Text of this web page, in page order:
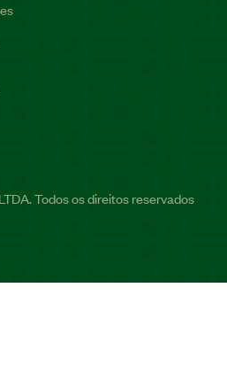
Todos os direitos reservados